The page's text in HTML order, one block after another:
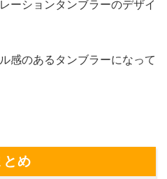
ーションタンブラーのデザイ
感のあるタンブラーになって
とめ